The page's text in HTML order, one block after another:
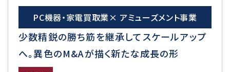
PC機器・家電買取業× アミューズメント事業
少数精鋭の勝ち筋を継承してスケールアップ
へ。異色のM&Aが描く新たな成長の形